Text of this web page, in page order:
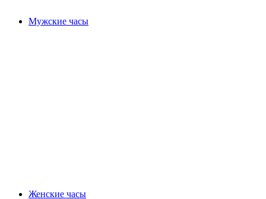
Мужские часы
Женские часы